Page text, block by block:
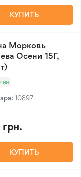
КУПИТЬ
Морковь
Осени 15Г,
10897
грн.
КУПИТЬ